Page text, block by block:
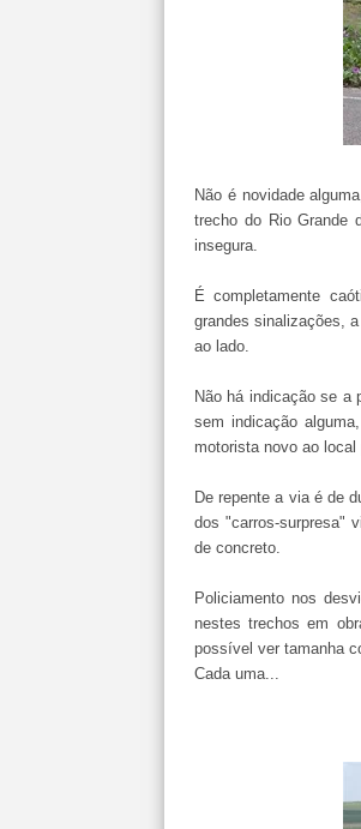
Não é novidade
trecho do Rio Grande
insegura.
É completamente
grandes sinalizações,
ao lado.
Não há indicação se a
sem indicação
motorista novo ao
De repente a via é de
dos "carros-surpresa"
de concreto.
Policiamento nos
nestes trechos em
possível ver tamanha
Cada uma...